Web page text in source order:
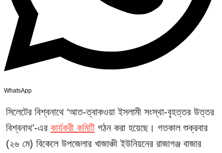
WhatsApp
সিলেটের বিশ্বনাথে ‘আত-ত্বাকওয়া ইসলামী সংস্থা-বৃহত্তর উত্তর
বিশ্বনাথ’-এর কার্যকরী কমিটি গঠন করা হয়েছে। গতকাল শুক্রবার
(২৬ মে) বিকেলে উপজেলার খাজাঞ্চী ইউনিয়নের রাজাগঞ্জ বাজার